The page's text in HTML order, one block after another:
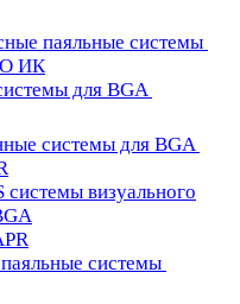
паяльные системы
ИК
для BGA
системы для BGA
системы визуального
системы